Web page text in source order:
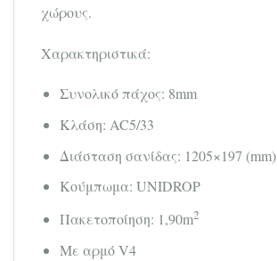
χώρους.
Χαρακτηριστικά:
Συνολικό πάχος: 8mm
Κλάση: AC5/33
Διάσταση σανίδας: 1205×197 (mm)
Κούμπωμα: UNIDROP
Πακετοποίηση: 1,90m2
Με αρμό V4